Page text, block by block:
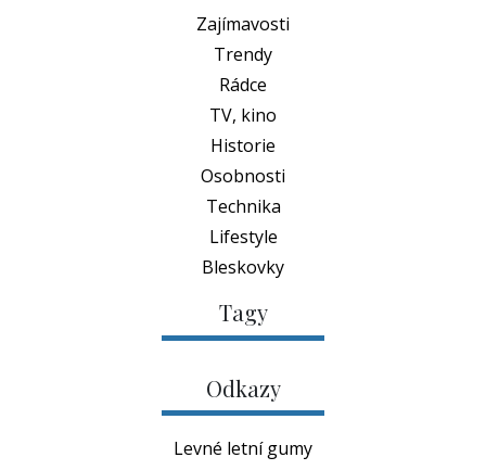
Zajímavosti
Trendy
Rádce
TV, kino
Historie
Osobnosti
Technika
Lifestyle
Bleskovky
Tagy
Odkazy
Levné letní gumy